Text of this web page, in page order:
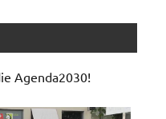
Agenda2030!